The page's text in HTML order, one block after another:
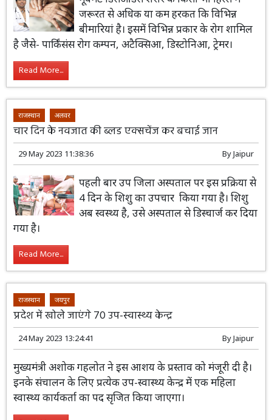
जरूरत से अधिक या कम हरकत कि विभिन्न
बीमारियां है। इसमें विभिन्न प्रकार के रोग शामिल
है जैसे- पार्किंसंस रोग कम्पन, अटैक्सिआ, डिस्टोनिआ, ट्रेमर।
Read More...
राजस्थान अलवर
चार दिन के नवजात की ब्लड एक्सचेंज कर बचाई जान
29 May 2023 11:38:36 ByJaipur
पहली बार उप जिला अस्पताल पर इस प्रक्रिया से
4 दिन के शिशु का उपचार किया गया है। शिशु
अब स्वस्थ्य है, उसे अस्पताल से डिस्चार्ज कर दिया
गया है।
Read More...
राजस्थान जयपुर
प्रदेश में खोले जाएंगे 70 उप-स्वास्थ्य केन्द्र
24 May 2023 13:24:41 ByJaipur
मुख्यमंत्री अशोक गहलोत ने इस आशय के प्रस्ताव
को मंजूरी दी है। इनके संचालन के लिए प्रत्येक
उप-स्वास्थ्य केन्द्र में एक महिला स्वास्थ्य कार्यकर्ता
का पद सृजित किया जाएगा।